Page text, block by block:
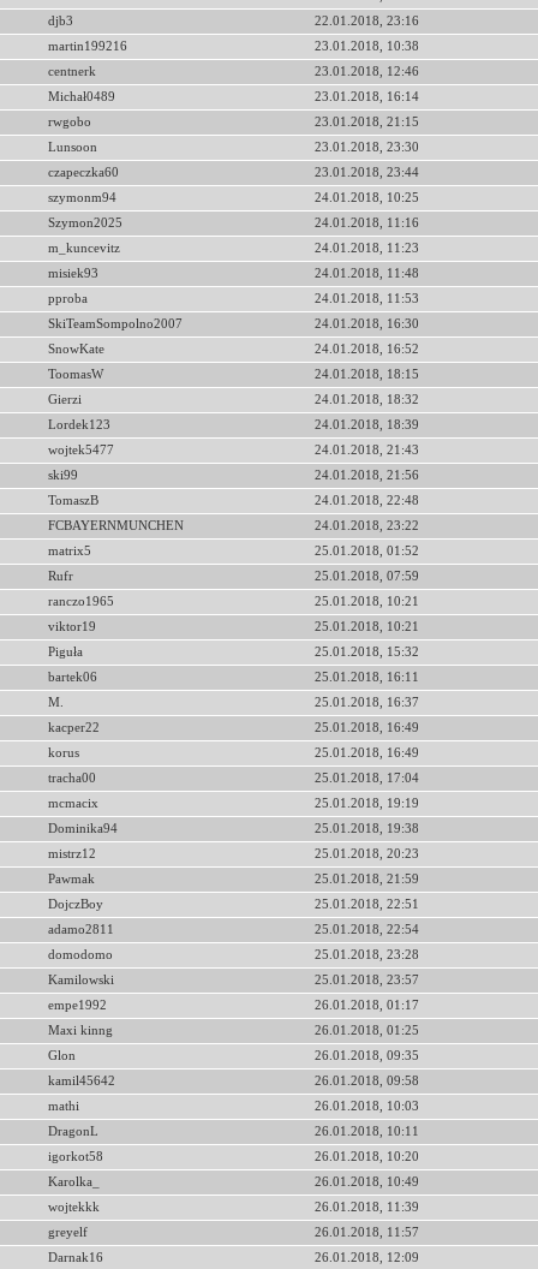
djb3
22.01.2018, 23:16
martin199216
23.01.2018, 10:38
centnerk
23.01.2018, 12:46
Michał0489
23.01.2018, 16:14
rwgobo
23.01.2018, 21:15
Lunsoon
23.01.2018, 23:30
czapeczka60
23.01.2018, 23:44
szymonm94
24.01.2018, 10:25
Szymon2025
24.01.2018, 11:16
m_kuncevitz
24.01.2018, 11:23
misiek93
24.01.2018, 11:48
pproba
24.01.2018, 11:53
SkiTeamSompolno2007
24.01.2018, 16:30
SnowKate
24.01.2018, 16:52
ToomasW
24.01.2018, 18:15
Gierzi
24.01.2018, 18:32
Lordek123
24.01.2018, 18:39
wojtek5477
24.01.2018, 21:43
ski99
24.01.2018, 21:56
TomaszB
24.01.2018, 22:48
FCBAYERNMUNCHEN
24.01.2018, 23:22
matrix5
25.01.2018, 01:52
Rufr
25.01.2018, 07:59
ranczo1965
25.01.2018, 10:21
viktor19
25.01.2018, 10:21
Piguła
25.01.2018, 15:32
bartek06
25.01.2018, 16:11
M.
25.01.2018, 16:37
kacper22
25.01.2018, 16:49
korus
25.01.2018, 16:49
tracha00
25.01.2018, 17:04
mcmacix
25.01.2018, 19:19
Dominika94
25.01.2018, 19:38
mistrz12
25.01.2018, 20:23
Pawmak
25.01.2018, 21:59
DojczBoy
25.01.2018, 22:51
adamo2811
25.01.2018, 22:54
domodomo
25.01.2018, 23:28
Kamilowski
25.01.2018, 23:57
empe1992
26.01.2018, 01:17
Maxi kinng
26.01.2018, 01:25
Glon
26.01.2018, 09:35
kamil45642
26.01.2018, 09:58
mathi
26.01.2018, 10:03
DragonL
26.01.2018, 10:11
igorkot58
26.01.2018, 10:20
Karolka_
26.01.2018, 10:49
wojtekkk
26.01.2018, 11:39
greyelf
26.01.2018, 11:57
Darnak16
26.01.2018, 12:09